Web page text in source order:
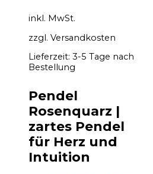
inkl. MwSt.
zzgl. Versandkosten
Lieferzeit: 3-5 Tage nach
Bestellung
Pendel
Rosenquarz |
zartes Pendel
für Herz und
Intuition